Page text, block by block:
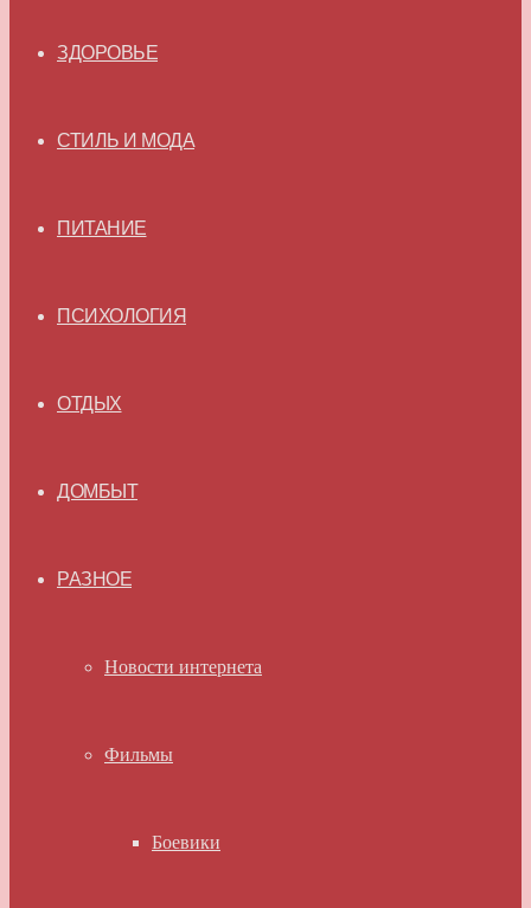
ЗДОРОВЬЕ
СТИЛЬ И МОДА
ПИТАНИЕ
ПСИХОЛОГИЯ
ОТДЫХ
ДОМБЫТ
РАЗНОЕ
Новости интернета
Фильмы
Боевики